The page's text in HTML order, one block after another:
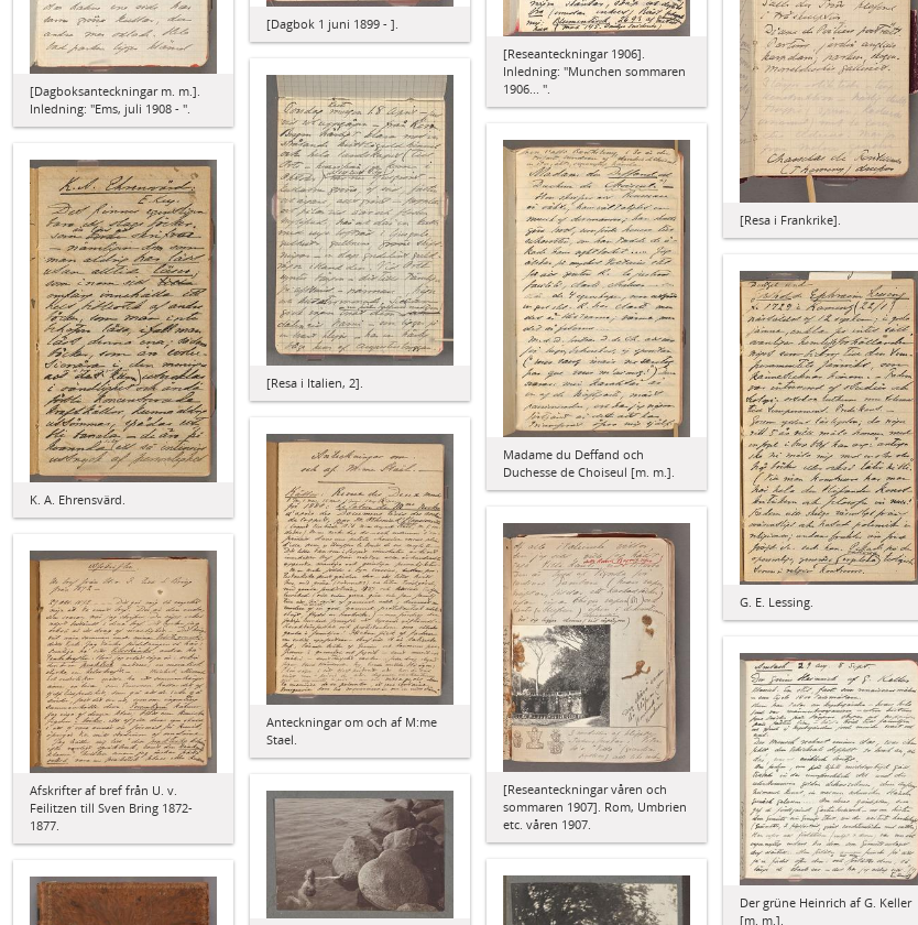
[Dagbok 1 juni 1899 - ].
[Reseanteckningar 1906].
Inledning: "Munchen sommaren
1906... ".
[Dagboksanteckningar m. m.].
Inledning: "Ems, juli 1908 - ".
[Resa i Frankrike].
[Resa i Italien, 2].
Madame du Deffand och
Duchesse de Choiseul [m. m.].
K. A. Ehrensvärd.
G. E. Lessing.
Anteckningar om och af M:me
Stael.
[Reseanteckningar våren och
sommaren 1907]. Rom, Umbrien
etc. våren 1907.
Afskrifter af bref från U. v.
Feilitzen till Sven Bring 1872-
1877.
Der grüne Heinrich af G. Keller
[m. m.].